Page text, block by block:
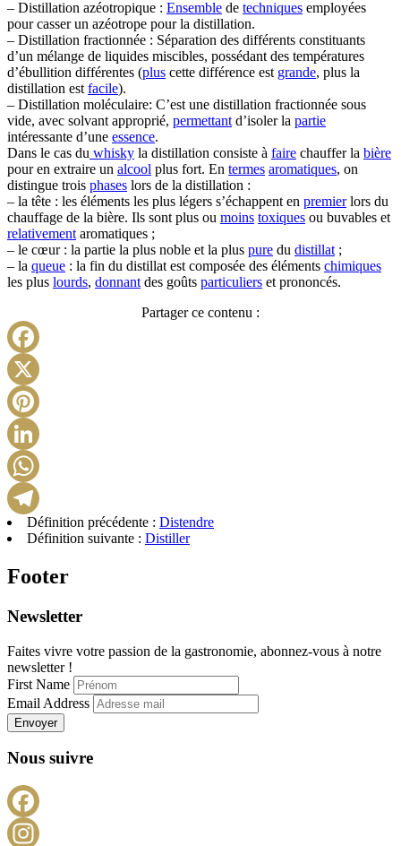
– Distillation azéotropique : Ensemble de techniques employées
pour casser un azéotrope pour la distillation.
– Distillation fractionnée : Séparation des différents constituants
d’un mélange de liquides miscibles, possédant des températures
d’ébullition différentes (plus cette différence est grande, plus la
distillation est facile).
– Distillation moléculaire: C’est une distillation fractionnée sous
vide, avec solvant approprié, permettant d’isoler la partie
intéressante d’une essence.
Dans le cas du whisky la distillation consiste à faire chauffer la bière
pour en extraire un alcool plus fort. En termes aromatiques, on
distingue trois phases lors de la distillation :
– la tête : les éléments les plus légers s’échappent en premierlors du
chauffage de la bière. Ils sont plus ou moins toxiques ou buvables et
relativement aromatiques ;
– le cœur : la partie la plus noble et la plus pure du distillat ;
– la queue : la fin du distillat est composée des éléments chimiques
les plus lourds, donnant des goûts particuliers et prononcés.
Partager ce contenu :
Telegram
Définition précédente : Distendre
Définition suivante : Distiller
Footer
Newsletter
Faites vivre votre passion de la gastronomie, abonnez-vous à notre
newsletter !
First Name
Email Address
Envoyer
Nous suivre